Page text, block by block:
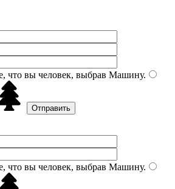
что вы человек, выбрав Машину.
что вы человек, выбрав Машину.